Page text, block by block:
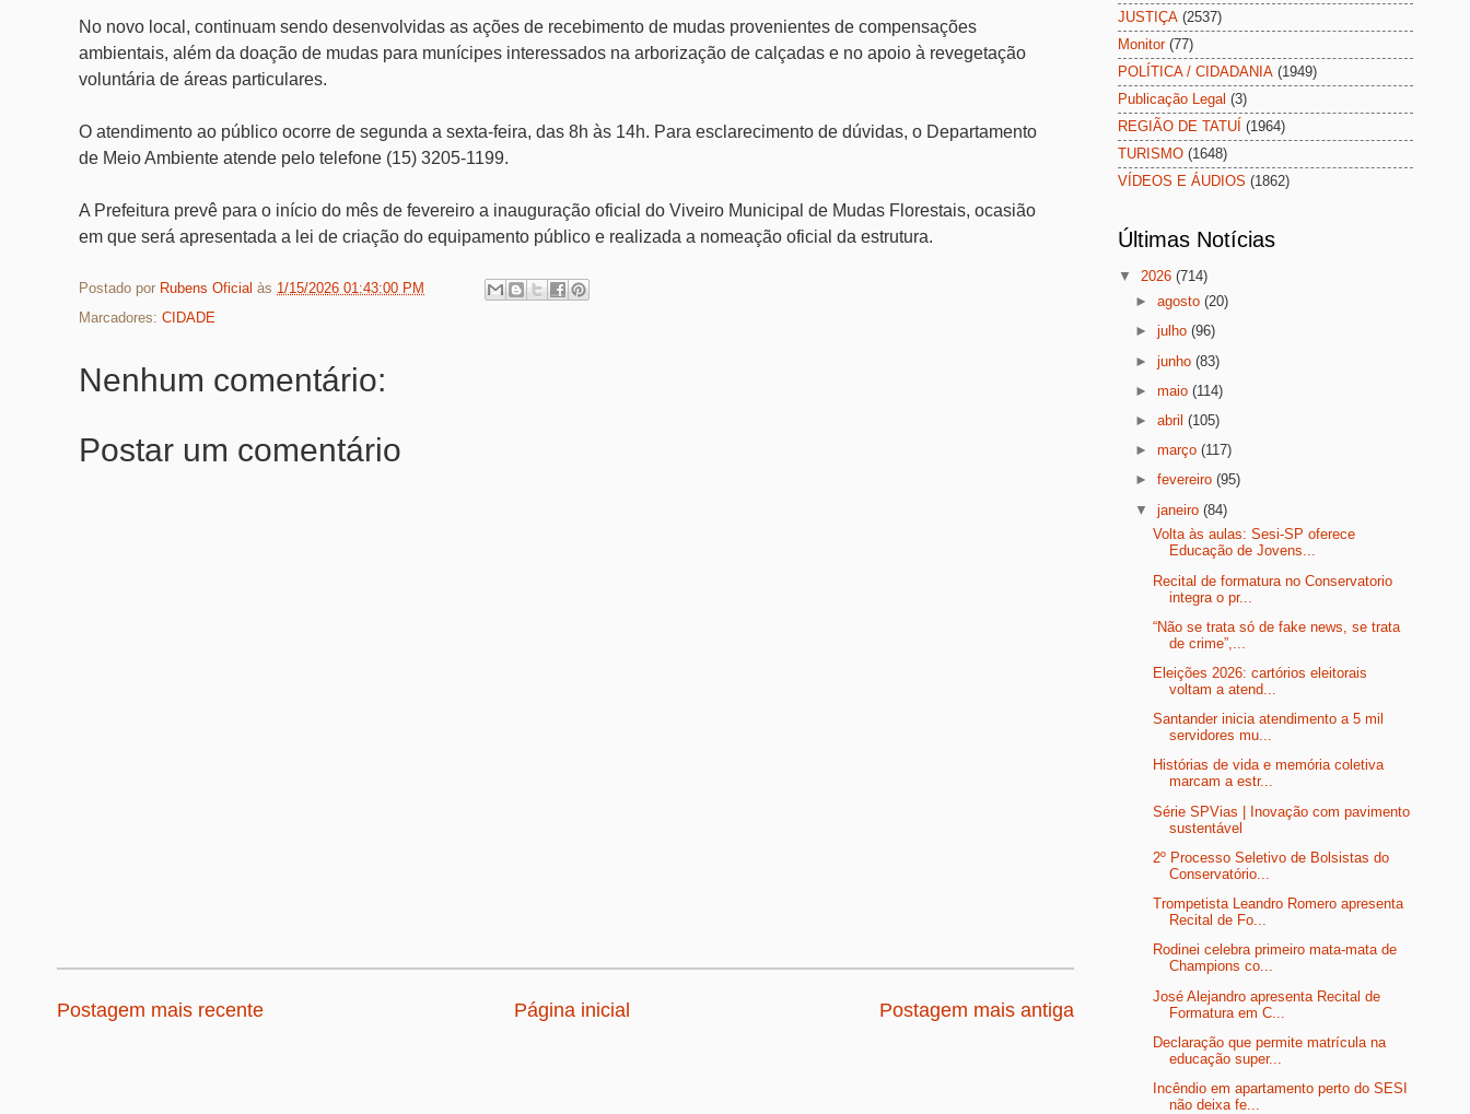
No novo local, continuam sendo desenvolvidas as ações de recebimento de mudas provenientes de compensações
ambientais, além da doação de mudas para munícipes interessados na arborização de calçadas e no apoio à revegetação
voluntária de áreas particulares.
O atendimento ao público ocorre de segunda a sexta-feira, das 8h às 14h. Para esclarecimento de dúvidas, o Departamento
de Meio Ambiente atende pelo telefone (15) 3205-1199.
A Prefeitura prevê para o início do mês de fevereiro a inauguração oficial do Viveiro Municipal de Mudas Florestais, ocasião
em que será apresentada a lei de criação do equipamento público e realizada a nomeação oficial da estrutura.
Postado por Rubens Oficial às 1/15/2026 01:43:00 PM
Marcadores: CIDADE
Nenhum comentário:
Postar um comentário
Postagem mais recente Postagem mais antiga
Página inicial
JUSTIÇA (2537)
Monitor (77)
POLÍTICA / CIDADANIA (1949)
Publicação Legal (3)
REGIÃO DE TATUÍ (1964)
TURISMO (1648)
VÍDEOS E ÁUDIOS (1862)
Últimas Notícias
▼ 2026 (714)
►agosto(20)
►julho(96)
►junho(83)
►maio(114)
►abril(105)
►março(117)
►fevereiro(95)
▼janeiro(84)
Volta às aulas: Sesi-SP oferece
Educação de Jovens...
Recital de formatura no Conservatorio
integra o pr...
“Não se trata só de fake news, se trata
de crime”,...
Eleições 2026: cartórios eleitorais
voltam a atend...
Santander inicia atendimento a 5 mil
servidores mu...
Histórias de vida e memória coletiva
marcam a estr...
Série SPVias | Inovação com pavimento
sustentável
2º Processo Seletivo de Bolsistas do
Conservatório...
Trompetista Leandro Romero apresenta
Recital de Fo...
Rodinei celebra primeiro mata-mata de
Champions co...
José Alejandro apresenta Recital de
Formatura em C...
Declaração que permite matrícula na
educação super...
Incêndio em apartamento perto do SESI
não deixa fe...